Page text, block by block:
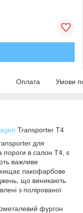
Оплата Умови
Transporter T4
для
пороги в салон T4, є
важливе
лакофарбове
що виникають
з полірованої
фургон